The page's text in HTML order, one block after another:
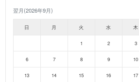
翌月(2026年9月)
日 月 火 水 木
1 2 3
6 7 8 9 10
13 14 15 16 17